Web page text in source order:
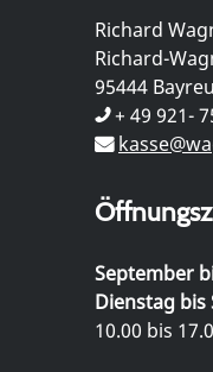
Richard
Richard-
95444
+ 49 921-
September
Dienstag bis
10.00 bis